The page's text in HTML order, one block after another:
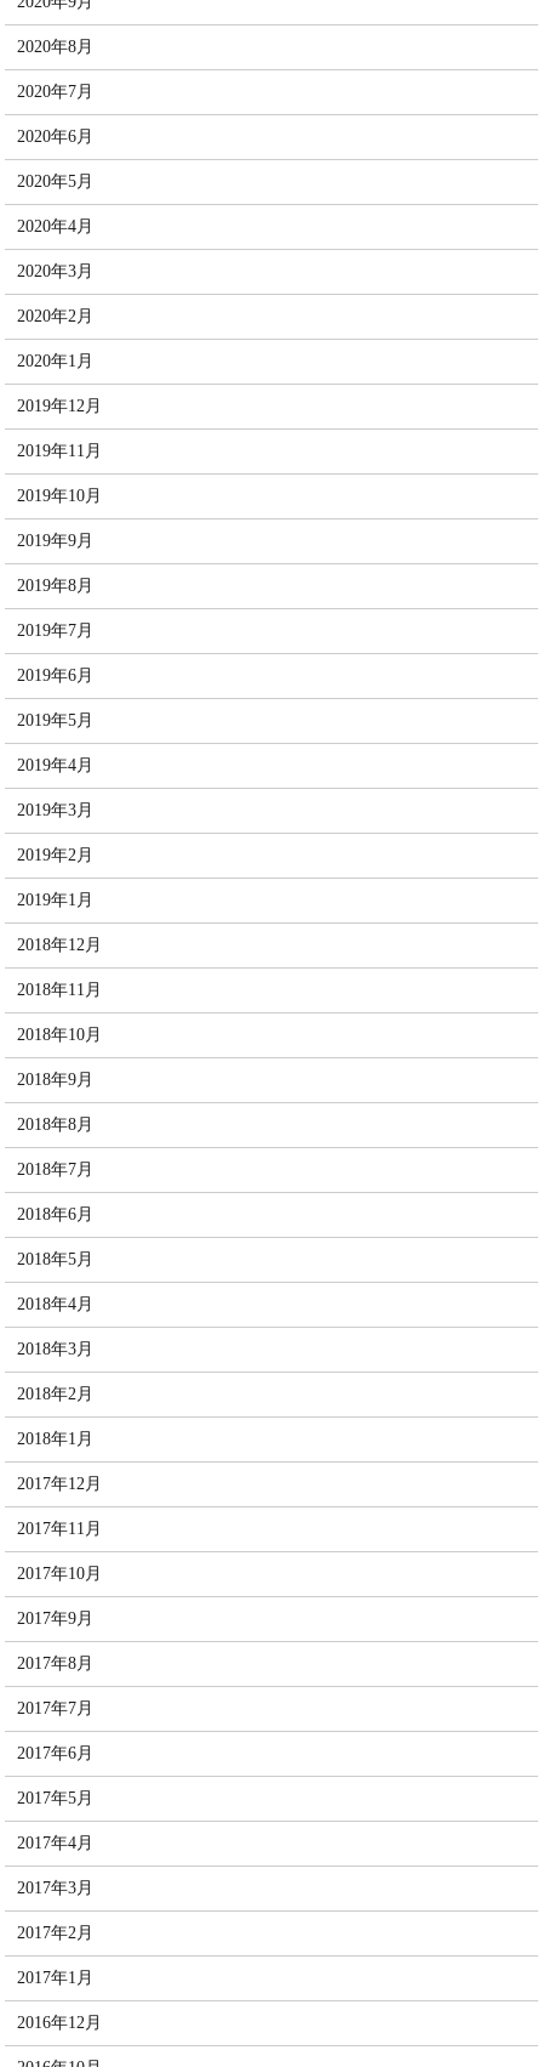
2020年8月
2020年7月
2020年6月
2020年5月
2020年4月
2020年3月
2020年2月
2020年1月
2019年12月
2019年11月
2019年10月
2019年9月
2019年8月
2019年7月
2019年6月
2019年5月
2019年4月
2019年3月
2019年2月
2019年1月
2018年12月
2018年11月
2018年10月
2018年9月
2018年8月
2018年7月
2018年6月
2018年5月
2018年4月
2018年3月
2018年2月
2018年1月
2017年12月
2017年11月
2017年10月
2017年9月
2017年8月
2017年7月
2017年6月
2017年5月
2017年4月
2017年3月
2017年2月
2017年1月
2016年12月